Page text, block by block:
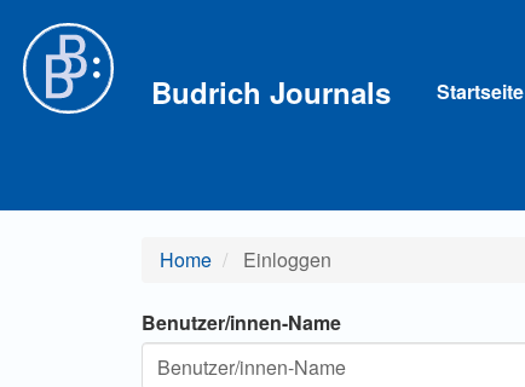
Hauptinhalt
Sidebar
Budrich Journals Startseite
Home Einloggen
Benutzer/innen-Name